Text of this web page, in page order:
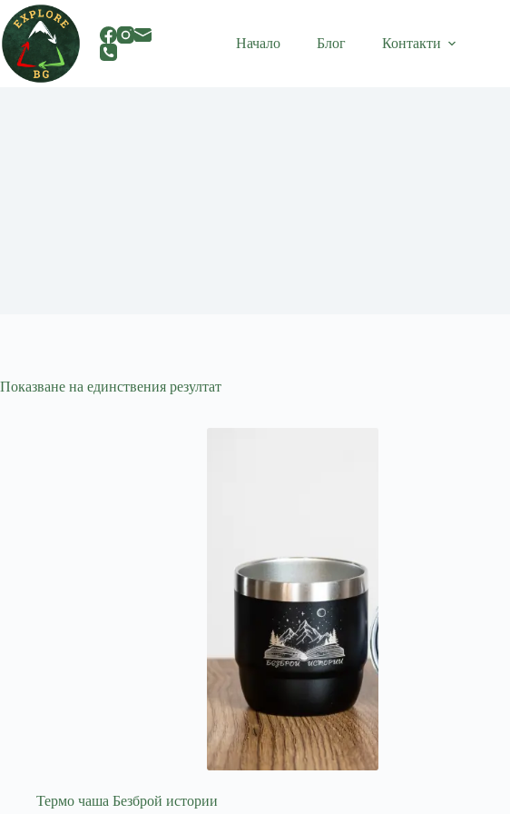
Skip
to
content
Начало Блог Контакти
Показване на единствения резултат
Термо чаша Безброй истории